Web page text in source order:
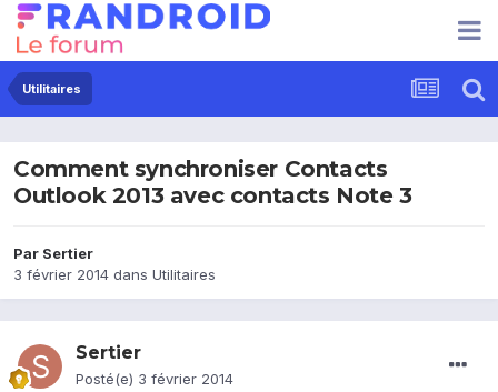
Utilitaires
Comment synchroniser Contacts
Outlook 2013 avec contacts Note 3
Par Sertier
3 février 2014 dans Utilitaires
Sertier
Posté(e) 3 février 2014